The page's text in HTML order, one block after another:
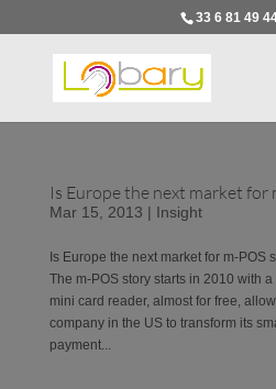
33 6 81 49
Is Europe the next market for
Mar 15, 2013 | Insight
Is Europe the next market for m-POS
The m-POS story starts in 2010 with
mini card reader, almost for free,
company in the US to transform its
payment...